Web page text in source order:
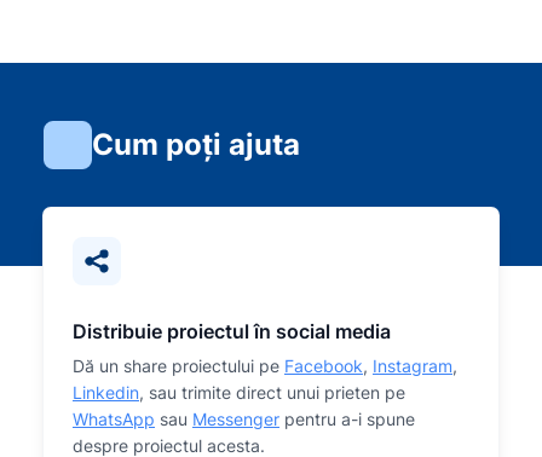
Cum poți ajuta
Distribuie proiectul în social media
Dă un share proiectului pe Facebook, Instagram,
Linkedin, sau trimite direct unui prieten pe
WhatsApp sau Messenger pentru a-i spune
despre proiectul acesta.